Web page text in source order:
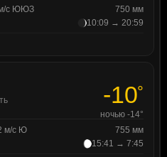
с ЮЮЗ
750 мм
10:09 → 20:59
-10°
ночью -14°
м/с Ю
755 мм
15:41 → 7:45